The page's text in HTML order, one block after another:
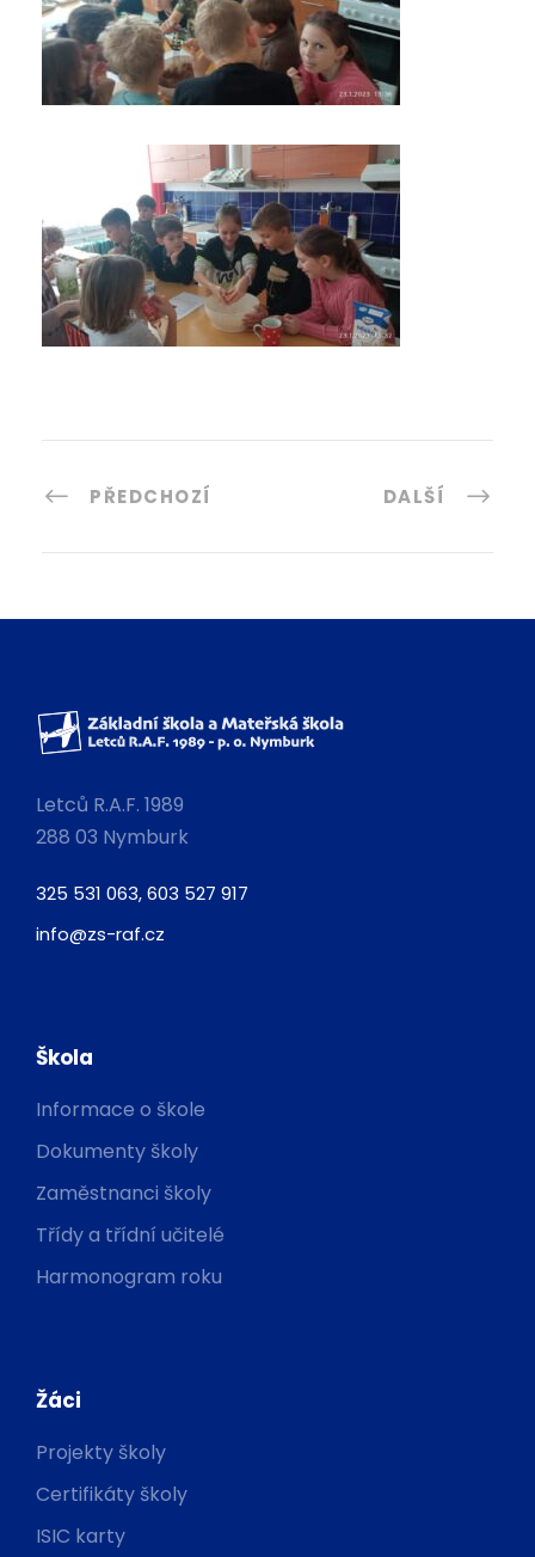
PŘEDCHOZÍ DALŠÍ
Letců R.A.F. 1989
288 03 Nymburk
325 531 063, 603 527 917
info@zs-raf.cz
Škola
Informace o škole
Dokumenty školy
Zaměstnanci školy
Třídy a třídní učitelé
Harmonogram roku
Žáci
Projekty školy
Certifikáty školy
ISIC karty